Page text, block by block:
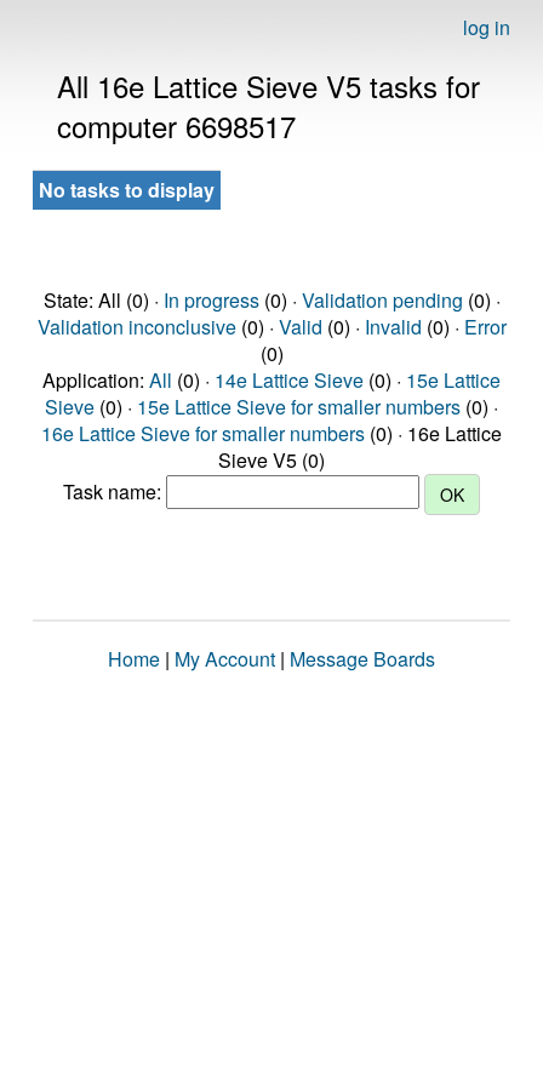
log in
All 16e Lattice Sieve V5 tasks for
computer 6698517
No tasks to display
State: All (0) · In progress(0) · Validation pending (0) ·
Validation inconclusive(0) · Valid (0) · Invalid (0) · Error
(0)
Application: All (0) · 14e Lattice Sieve (0) · 15e Lattice
Sieve (0) · 15e Lattice Sieve for smaller numbers (0) ·
16e Lattice Sieve for smaller numbers (0) · 16e Lattice
Sieve V5 (0)
Task name:
Home | My Account | Message Boards